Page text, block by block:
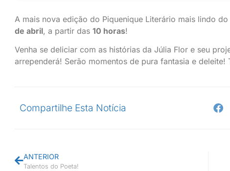
A mais nova edição do Piquenique Literário mais lindo
de abril, a partir das 10 horas!
Venha se deliciar com as histórias da Júlia Flor e seu
arrependerá! Serão momentos de pura fantasia e deleite!
Compartilhe Esta Notícia
ANTERIOR
Talentos do Poeta!